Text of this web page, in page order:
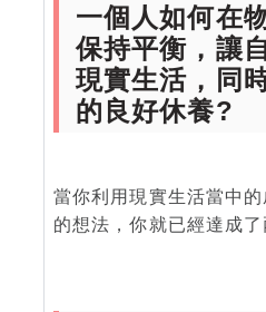
一個人如何在
保持平衡，讓
現實生活，同
的良好休養?
當你利用現實生活當中
的想法，你就已經達成了